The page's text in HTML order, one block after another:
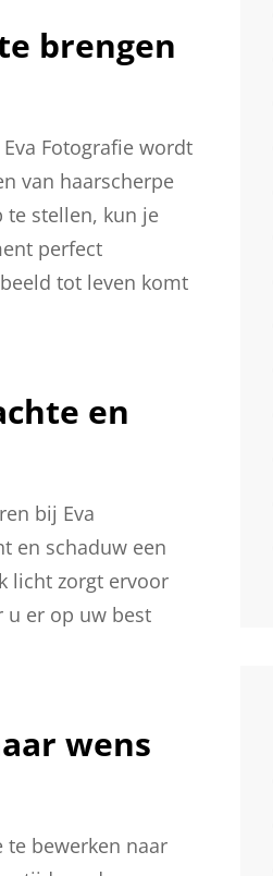
brengen
Fotografie wordt
van haarscherpe
te stellen, kun je
perfect
tot leven komt
en
bij Eva
en schaduw een
licht zorgt ervoor
u er op uw best
wens
te bewerken naar